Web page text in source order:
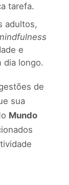
tarefa.
adultos,
e
dia longo.
de
sua
Mundo